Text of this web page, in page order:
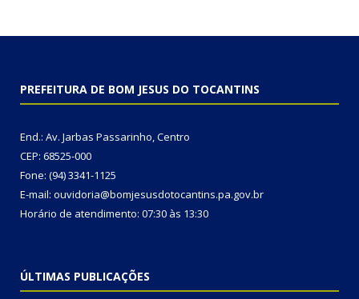
PREFEITURA DE BOM JESUS DO TOCANTINS
End.: Av. Jarbas Passarinho, Centro
CEP: 68525-000
Fone: (94) 3341-1125
E-mail: ouvidoria@bomjesusdotocantins.pa.gov.br
Horário de atendimento: 07:30 às 13:30
ÚLTIMAS PUBLICAÇÕES